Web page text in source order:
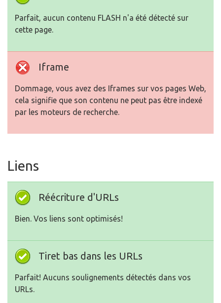
Parfait, aucun contenu FLASH n'a été détecté sur
cette page.
Iframe
Dommage, vous avez des Iframes sur vos pages Web,
cela signifie que son contenu ne peut pas être indexé
par les moteurs de recherche.
Liens
Réécriture d'URLs
Bien. Vos liens sont optimisés!
Tiret bas dans les URLs
Parfait! Aucuns soulignements détectés dans vos
URLs.